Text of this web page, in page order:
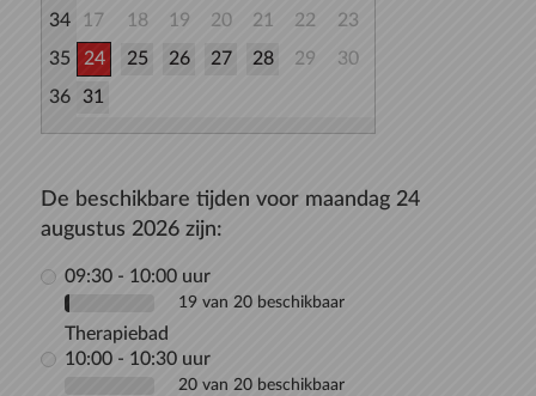
34
17 18 19 20 21 22
23
35
24 25 26 27 28 29
30
36
31
De beschikbare tijden voor maandag 24
augustus 2026 zijn:
09:30 - 10:00 uur
19 van 20 beschikbaar
Therapiebad
10:00 - 10:30 uur
20 van 20 beschikbaar